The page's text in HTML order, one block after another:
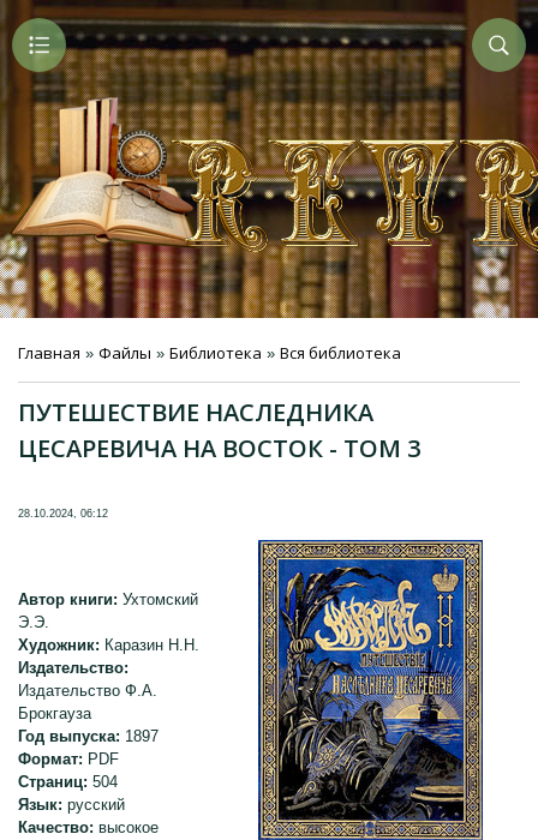
Главная » Файлы » Библиотека » Вся библиотека
ПУТЕШЕСТВИЕ НАСЛЕДНИКА
ЦЕСАРЕВИЧА НА ВОСТОК - ТОМ 3
28.10.2024, 06:12
Автор книги: Ухтомский
Э.Э.
Художник: Каразин Н.Н.
Издательство:
Издательство Ф.А.
Брокгауза
Год выпуска: 1897
Формат: PDF
Страниц: 504
Язык: русский
Качество: высокое